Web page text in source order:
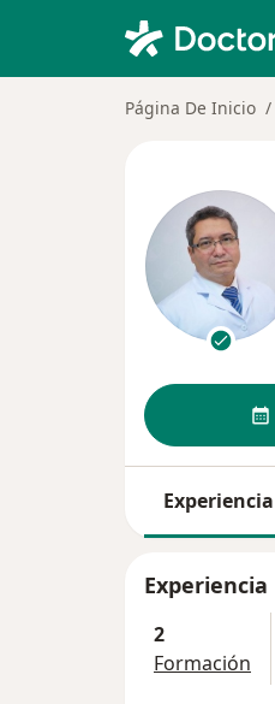
Página De Inicio
Experiencia
Experiencia
2
Formación